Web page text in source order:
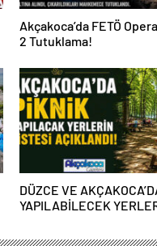
Akçakoca’da FETÖ
2 Tutuklama!
DÜZCE VE
YAPILABİLECEK